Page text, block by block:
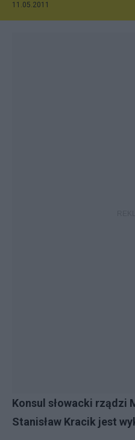
11.05.2011
Konsul słowacki rządzi
Stanisław Kracik jest